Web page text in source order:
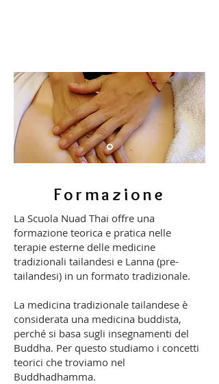
Formazione
La Scuola Nuad Thai offre una
formazione teorica e pratica nelle
terapie esterne delle medicine
tradizionali tailandesi e Lanna (pre-
tailandesi) in un formato tradizionale.
La medicina tradizionale tailandese è
considerata una medicina buddista,
perché si basa sugli insegnamenti del
Buddha. Per questo studiamo i concetti
teorici che troviamo nel
Buddhadhamma.